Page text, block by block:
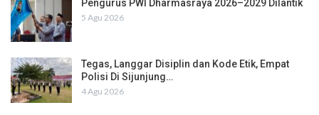
Pengurus PWI Dharmasraya 2026–2029 Dilantik
5 Agu 2026
Tegas, Langgar Disiplin dan Kode Etik, Empat
Polisi Di Sijunjung…
4 Agu 2026